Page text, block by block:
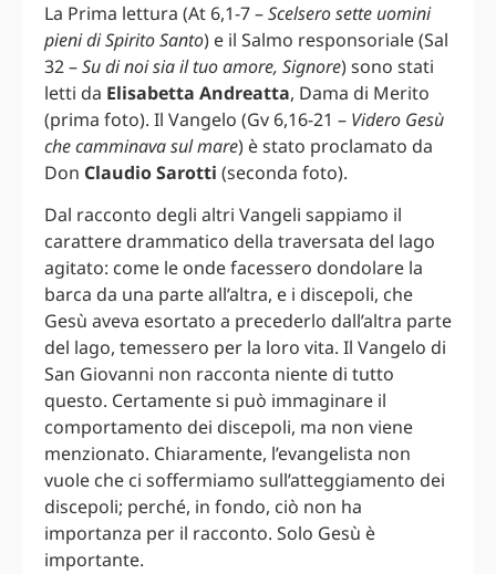
La Prima lettura (At 6,1-7 –Scelsero sette uomini
pieni di Spirito Santo) e il Salmo responsoriale (Sal
32 –Su di noi sia il tuo amore, Signore) sono stati
letti da Elisabetta Andreatta, Dama di Merito
(prima foto). Il Vangelo (Gv 6,16-21 – Videro Gesù
che camminava sul mare) è stato proclamato da
Don Claudio Sarotti (seconda foto).
Dal racconto degli altri Vangeli sappiamo il
carattere drammatico della traversata del lago
agitato: come le onde facessero dondolare la
barca da una parte all’altra, e i discepoli, che
Gesù aveva esortato a precederlo dall’altra parte
del lago, temessero per la loro vita. Il Vangelo di
San Giovanni non racconta niente di tutto
questo. Certamente si può immaginare il
comportamento dei discepoli, ma non viene
menzionato. Chiaramente, l’evangelista non
vuole che ci soffermiamo sull’atteggiamento dei
discepoli; perché, in fondo, ciò non ha
importanza per il racconto. Solo Gesù è
importante.